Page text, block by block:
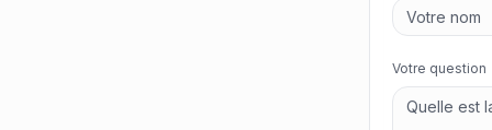
Votre question